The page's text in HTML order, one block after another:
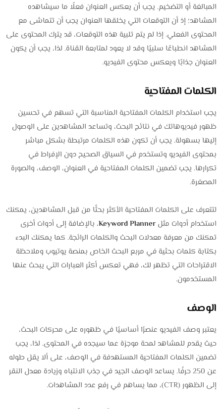
المبالغة أو التضخيم. يجب أن يعكس العنوان فعلًا ما سيشاهده
المشاهد؛ إذ أن التوقعات التي يخلقها العنوان يجب أن تتماشى مع
المحتوى الفعلي. إذا لم يتم تلبية هذه التوقعات، قد يترك المحتوى على
المشاهد انطباعًا سلبيًا وقد لا يعود لمتابعة القناة. لذا، يجب أن يكون
العنوان جذابًا ويعكس محتوى الفيديو.
الكلمات المفتاحية
يجب استخدام الكلمات المفتاحية المناسبة التي تسهم في تحسين
ظهور فيديوهاتك في نتائج البحث، وتساعد المشاهدين على الوصول
إليها بسهولة. يجب أن تكون هذه الكلمات مرتبطة بشكل مباشر
بمحتوى الفيديو وتستخدم في السياق الصحيح دون الإفراط في
تكرارها. يجب تضمين الكلمات المفتاحية في العنوان، الوصف، والصورة
المصغرة.
لتتعرف على الكلمات المفتاحية الأكثر بحثًا من قبل المشاهدين، يمكنك
استخدام أدوات مثلKeyword Planner، بالإضافة إلى أدوات أخرى
تمكنك من معرفة معدلات البحث والكلمات الرائجة. كما يمكنك البدء
بكتابة كلمات بحثية في مربع البحث الخاص بمنصة يوتيوب وملاحظة
الاقتراحات التي تظهر لك، فهي تعكس أكثر العبارات التي يبحث عنها
المستخدمون.
الوصف
يعتبر وصف الفيديو عنصرًا أساسيًا في ظهوره على محركات البحث،
حيث يقدم للمشاهد لمحة موجزة عما سيجده في المحتوى. لذا، يجب
تضمين الكلمات المفتاحية المستهدفة في الوصف، على ألا يقل طوله
عن 250 حرفًا. يساعد الوصف الجيد في جذب الانتباه وزيادة معدل النقر
إلى الظهور (CTR)، مما يساهم في رفع عدد المشاهدات.